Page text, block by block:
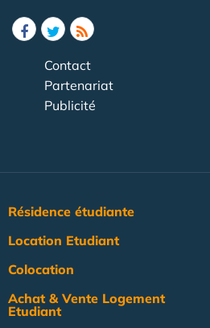
Contact
Partenariat
Publicité
Résidence étudiante
Location Etudiant
Colocation
Achat & Vente Logement
Etudiant